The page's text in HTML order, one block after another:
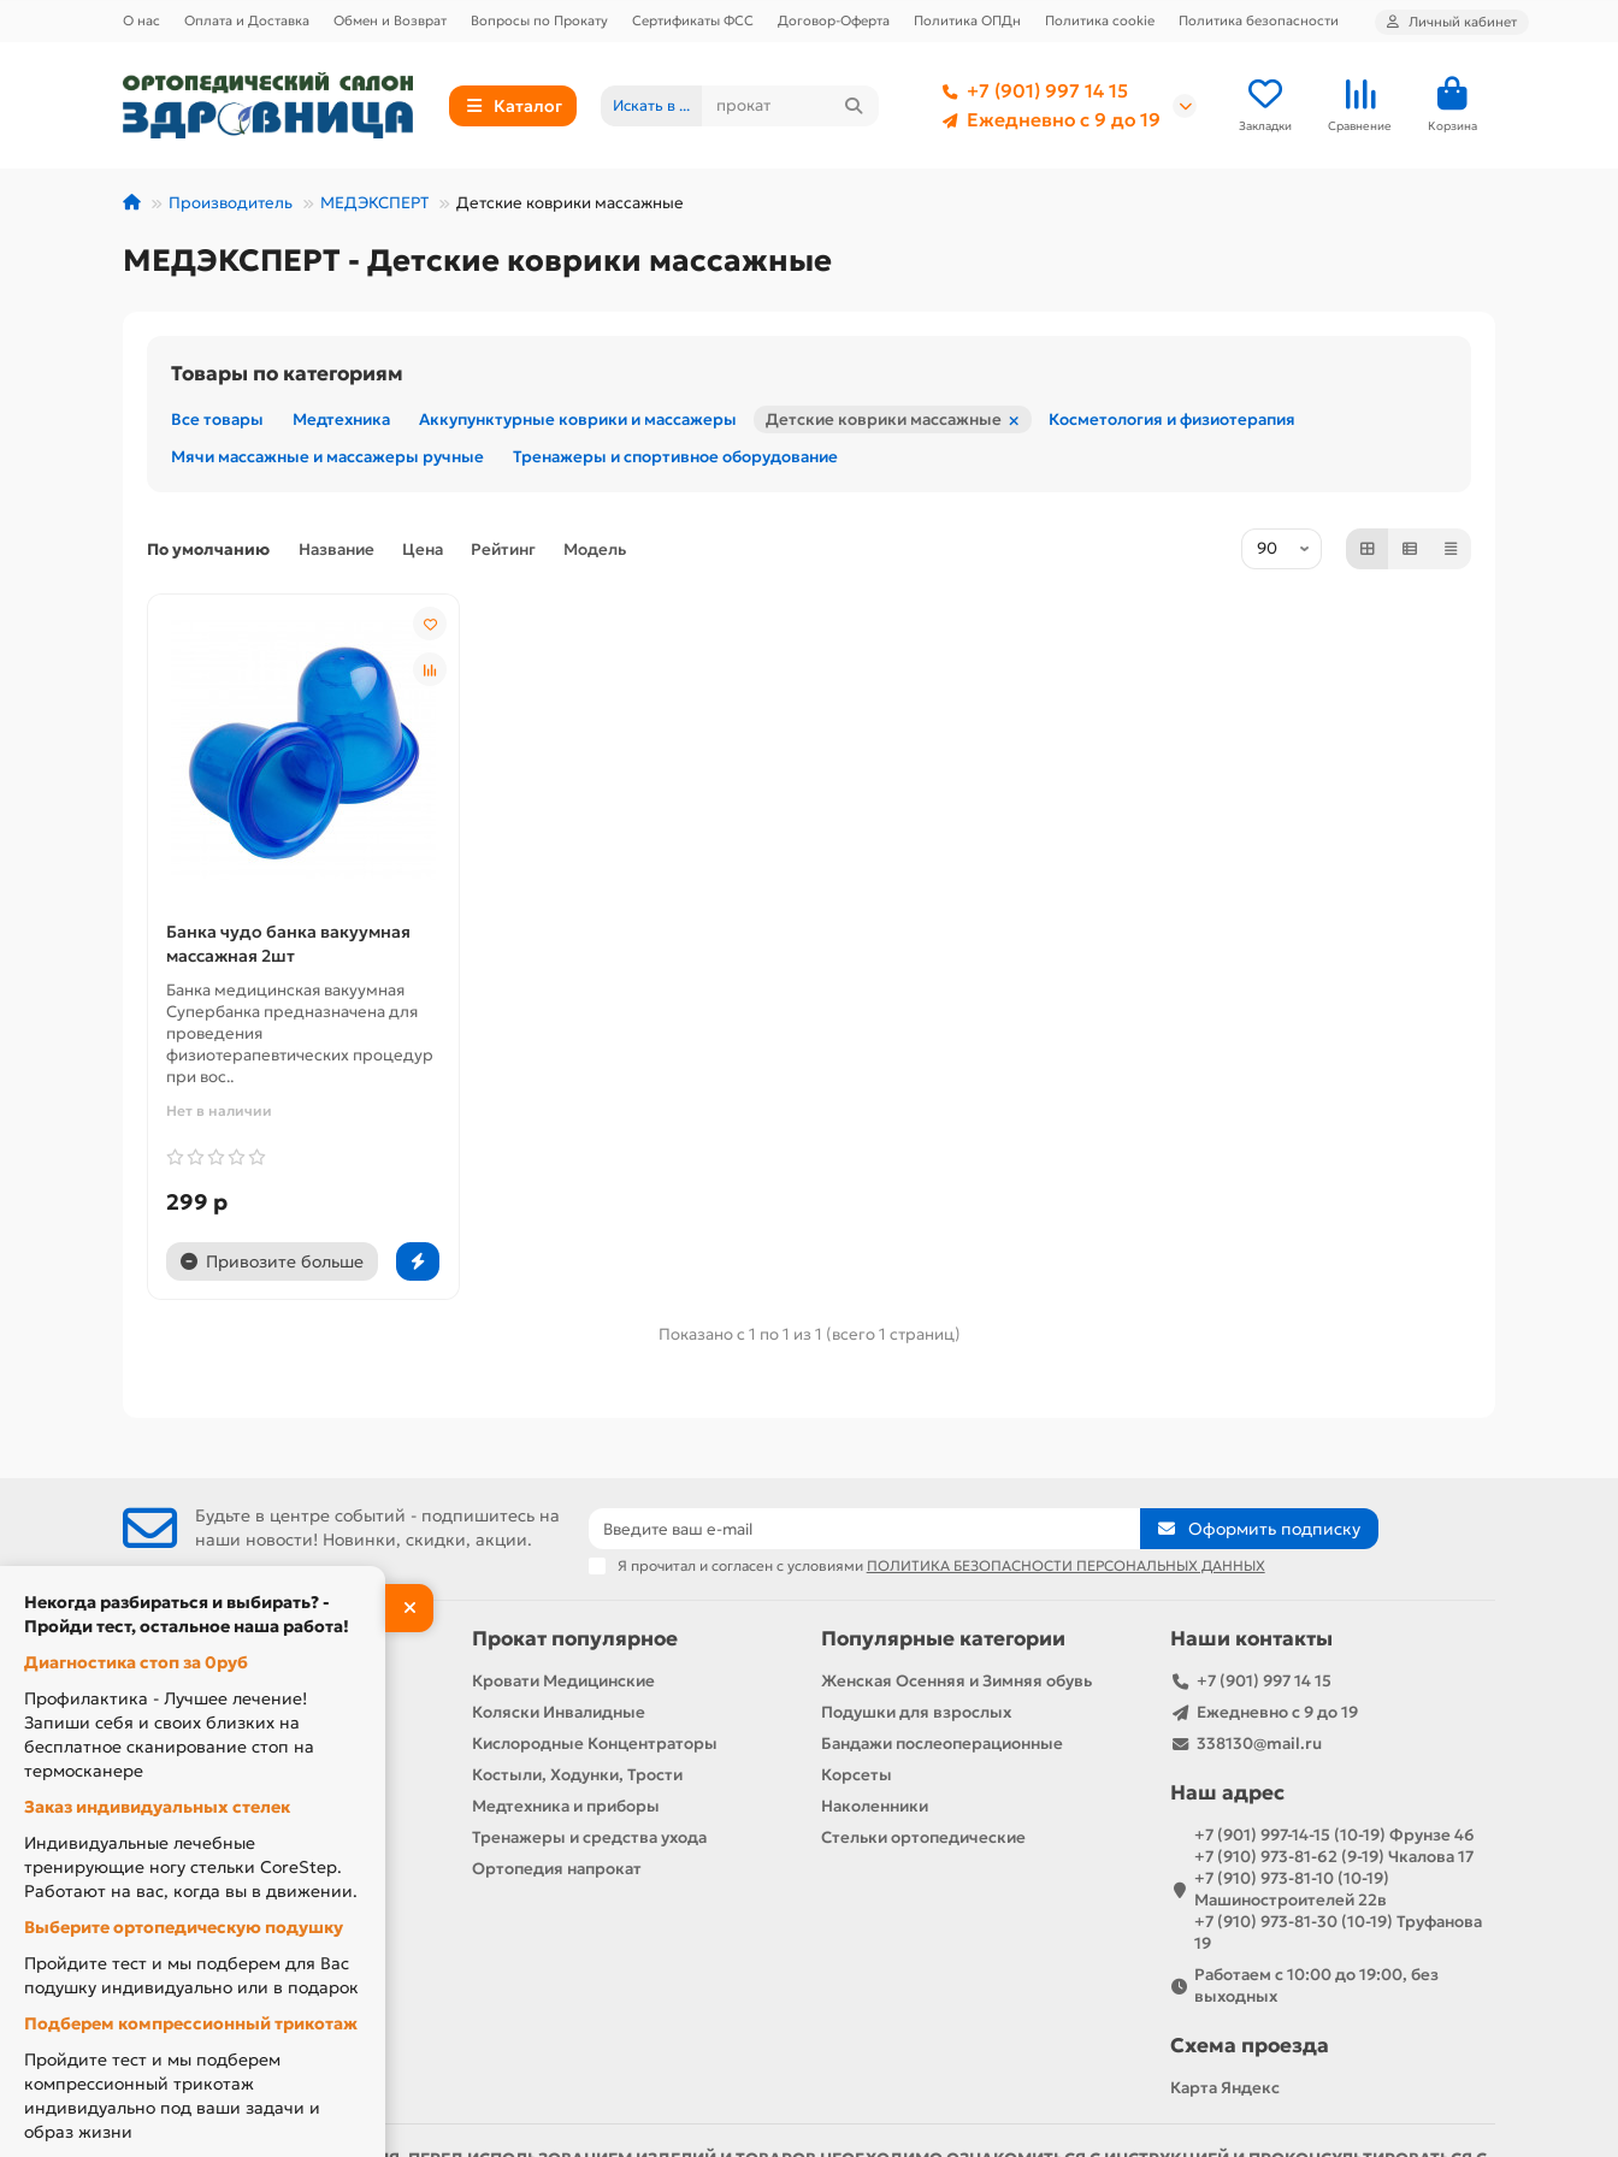
О нас Оплата и Доставка Обмен и Возврат Вопросы по Прокату Сертификаты ФСС Договор-Оферта Политика ОПДн Политика cookie Политика безопасности Личный кабинет
Каталог Искать в ...
+7 (901) 997 14 15
Ежедневно с 9 до 19
Закладки Сравнение Корзина
Производитель МЕДЭКСПЕРТ Детские коврики массажные
МЕДЭКСПЕРТ - Детские коврики массажные
Товары по категориям
Все товары Медтехника Аккупунктурные коврики и массажеры Детские коврики массажные ×
Косметология и физиотерапия
Мячи массажные и массажеры ручные
Тренажеры и спортивное оборудование
По умолчанию Название Цена Рейтинг Модель
Банка чудо банка вакуумная
массажная 2шт
Банка медицинская вакуумная
Супербанка предназначена для
проведения
физиотерапевтических процедур
при вос..
Нет в наличии
299 р
Привозите больше
Показано с 1 по 1 из 1 (всего 1 страниц)
Будьте в центре событий - подпишитесь на
наши новости! Новинки, скидки, акции.
Оформить подписку
Я прочитал и согласен с условиями ПОЛИТИКА БЕЗОПАСНОСТИ ПЕРСОНАЛЬНЫХ ДАННЫХ
Информация
О нас
Производители
Новости
Оплата и доставка
Подарочный сертификат
Товары по Акции
Акция Вторая Жизнь
Акция Скидка за Отзыв
Компенсация за ТСР
Прокат популярное
Кровати Медицинские
Коляски Инвалидные
Кислородные Концентраторы
Костыли, Ходунки, Трости
Медтехника и приборы
Тренажеры и средства ухода
Ортопедия напрокат
Популярные категории
Женская Осенняя и Зимняя обувь
Подушки для взрослых
Бандажи послеоперационные
Корсеты
Наколенники
Стельки ортопедические
Наши контакты
+7 (901) 997 14 15
Ежедневно с 9 до 19
338130@mail.ru
Наш адрес
+7 (901) 997-14-15 (10-19) Фрунзе 46
+7 (910) 973-81-62 (9-19) Чкалова 17
+7 (910) 973-81-10 (10-19)
Машиностроителей 22в
+7 (910) 973-81-30 (10-19) Труфанова
19
Работаем с 10:00 до 19:00, без
выходных
Схема проезда
Карта Яндекс
Некогда разбираться и выбирать? -
Пройди тест, остальное наша работа!
Диагностика стоп за 0руб
Профилактика - Лучшее лечение!
Запиши себя и своих близких на
бесплатное сканирование стоп на
термосканере
Заказ индивидуальных стелек
Индивидуальные лечебные
тренирующие ногу стельки CoreStep.
Работают на вас, когда вы в движении.
Выберите ортопедическую подушку
Пройдите тест и мы подберем для Вас
подушку индивидуально или в подарок
Подберем компрессионный трикотаж
Пройдите тест и мы подберем
компрессионный трикотаж
индивидуально под ваши задачи и
образ жизни